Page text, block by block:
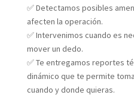
✅ Detectamos posibles
afecten la operación.
✅ Intervenimos cuando es
mover un dedo.
✅ Te entregamos reportes
dinámico que te permite
cuando y donde quieras.